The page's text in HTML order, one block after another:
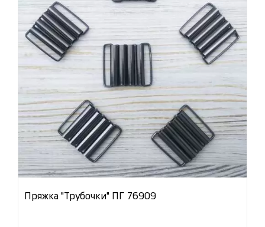
Пряжка "Трубочки" ПГ 76909